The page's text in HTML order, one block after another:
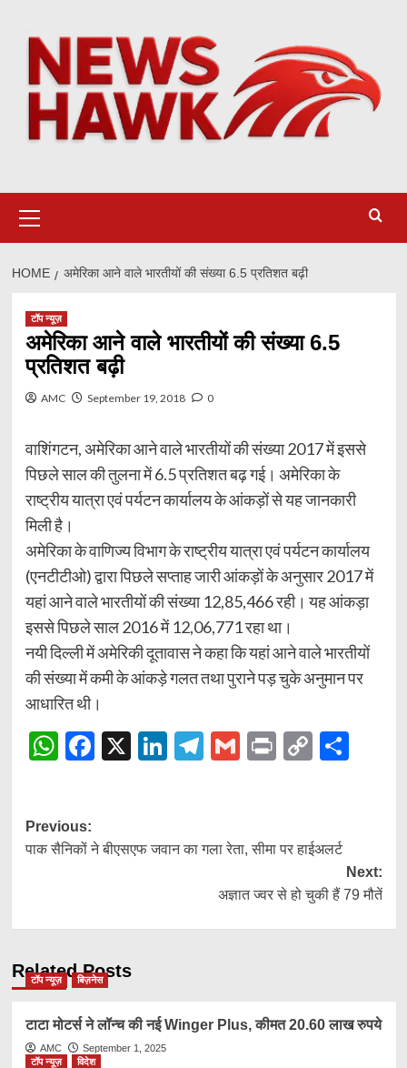
content
Menu
HOME अमेरिका आने वाले भारतीयों की संख्या 6.5 प्रतिशत बढ़ी
टॉप न्यूज़
अमेरिका आने वाले भारतीयों की संख्या 6.5
प्रतिशत बढ़ी
AMC September 19, 2018 0
वाशिंगटन, अमेरिका आने वाले भारतीयों की संख्या 2017 में इससे
पिछले साल की तुलना में 6.5 प्रतिशत बढ़ गई। अमेरिका के
राष्ट्रीय यात्रा एवं पर्यटन कार्यालय के आंकड़ों से यह जानकारी
मिली है।
अमेरिका के वाणिज्य विभाग के राष्ट्रीय यात्रा एवं पर्यटन कार्यालय
(एनटीटीओ) द्वारा पिछले सप्ताह जारी आंकड़ों के अनुसार 2017 में
यहां आने वाले भारतीयों की संख्या 12,85,466 रही। यह आंकड़ा
इससे पिछले साल 2016 में 12,06,771 रहा था।
नयी दिल्ली में अमेरिकी दूतावास ने कहा कि यहां आने वाले भारतीयों
की संख्या में कमी के आंकड़े गलत तथा पुराने पड़ चुके अनुमान पर
आधारित थी।
WhatsApp
Facebook
X LinkedIn
Telegram
Gmail
Print
Copy
Post
navigation
Previous:
पाक सैनिकों ने बीएसएफ जवान का गला रेता, सीमा पर हाईअलर्ट
Next:
अज्ञात ज्वर से हो चुकी हैं 79 मौतें
Related Posts
टॉप न्यूज़ बिज़नेस
टाटा मोटर्स ने लॉन्च की नई Winger Plus, कीमत 20.60 लाख रुपये
AMC
September 1, 2025
टॉप न्यूज़
विदेश